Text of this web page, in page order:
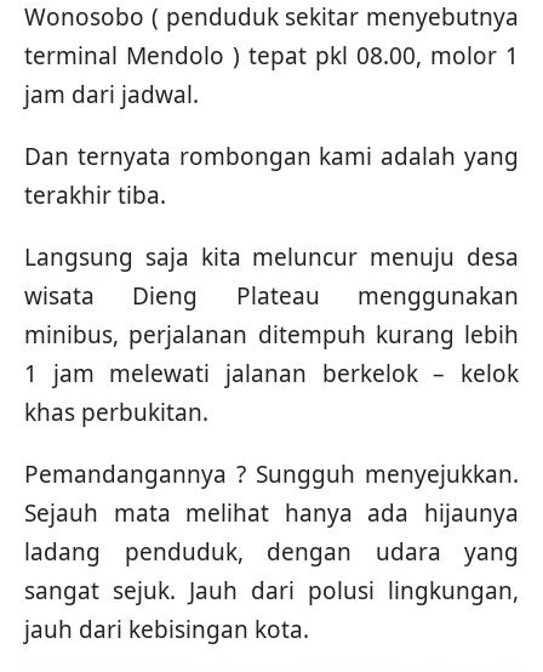
Wonosobo ( penduduk sekitar menyebutnya
terminal Mendolo ) tepat pkl 08.00, molor 1
jam dari jadwal.
Dan ternyata rombongan kami adalah yang
terakhir tiba.
Langsung saja kita meluncur menuju desa
wisata Dieng Plateau menggunakan
minibus, perjalanan ditempuh kurang lebih
1 jam melewati jalanan berkelok – kelok
khas perbukitan.
Pemandangannya ? Sungguh menyejukkan.
Sejauh mata melihat hanya ada hijaunya
ladang penduduk, dengan udara yang
sangat sejuk. Jauh dari polusi lingkungan,
jauh dari kebisingan kota.